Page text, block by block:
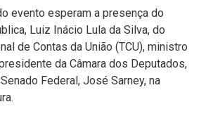
evento esperam a presença do
Luiz Inácio Lula da Silva, do
de Contas da União (TCU), ministro
da Câmara dos Deputados,
Federal, José Sarney, na